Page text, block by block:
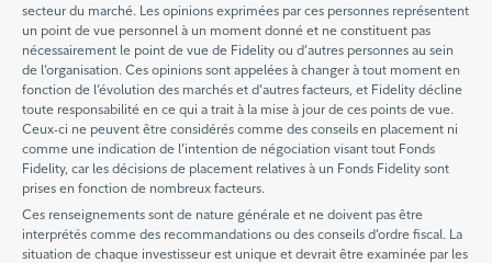
secteur du marché. Les opinions exprimées par ces personnes représentent
un point de vue personnel à un moment donné et ne constituent pas
nécessairement le point de vue de Fidelity ou d’autres personnes au sein
de l’organisation. Ces opinions sont appelées à changer à tout moment en
fonction de l’évolution des marchés et d’autres facteurs, et Fidelity décline
toute responsabilité en ce qui a trait à la mise à jour de ces points de vue.
Ceux-ci ne peuvent être considérés comme des conseils en placement ni
comme une indication de l’intention de négociation visant tout Fonds
Fidelity, car les décisions de placement relatives à un Fonds Fidelity sont
prises en fonction de nombreux facteurs.
Ces renseignements sont de nature générale et ne doivent pas être
interprétés comme des recommandations ou des conseils d’ordre fiscal. La
situation de chaque investisseur est unique et devrait être examinée par les